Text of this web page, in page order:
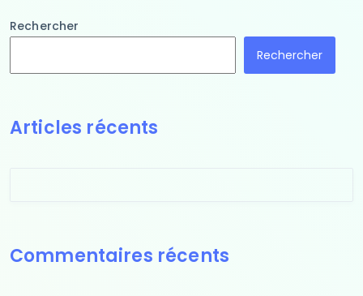
Rechercher
Rechercher
Articles récents
Commentaires récents